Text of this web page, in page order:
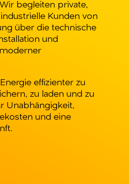
begleiten private,
Kunden von
über die technische
und
effizienter zu
zu laden und zu
Unabhängigkeit,
und eine